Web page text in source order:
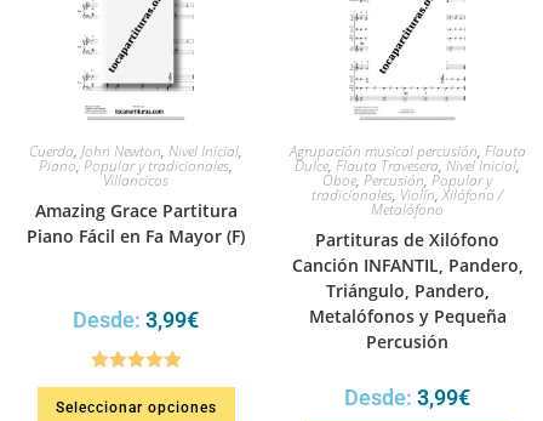
Cuerda, John Newton, Nivel Inicial,
Piano,Popular y tradicionales,
Villancicos
Amazing Grace Partitura
Piano Fácil en Fa Mayor (F)
Desde: 3,99€
Valorado en
5.00de 5
Seleccionar opciones
Agrupación musical percusión, Flauta
Dulce, Flauta Travesera, Nivel Inicial,
Oboe, Percusión, Popular y
tradicionales, Violín,Xilófono /
Metalófono
Partituras de Xilófono
Canción INFANTIL, Pandero,
Triángulo, Pandero,
Metalófonos y Pequeña
Percusión
Desde: 3,99€